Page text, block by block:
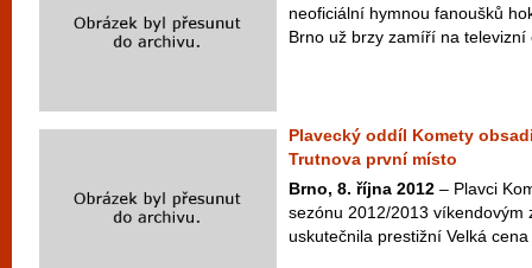
neoficiální hymnou fanoušků
Brno už brzy zamíří na televizní
Plavecký oddíl Komety
Trutnova první místo
Brno, 8. října 2012 – Plavci
sezónu 2012/2013 víkendovým
uskutečnila prestižní Velká